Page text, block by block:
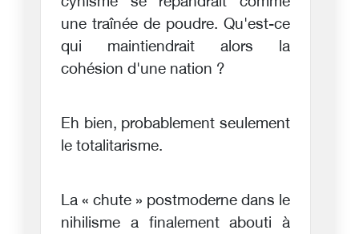
une traînée de poudre. Qu'est-ce
qui maintiendrait alors la
cohésion d'une nation ?
Eh bien, probablement seulement
le totalitarisme.
La « chute » postmoderne dans le
nihilisme a finalement abouti à